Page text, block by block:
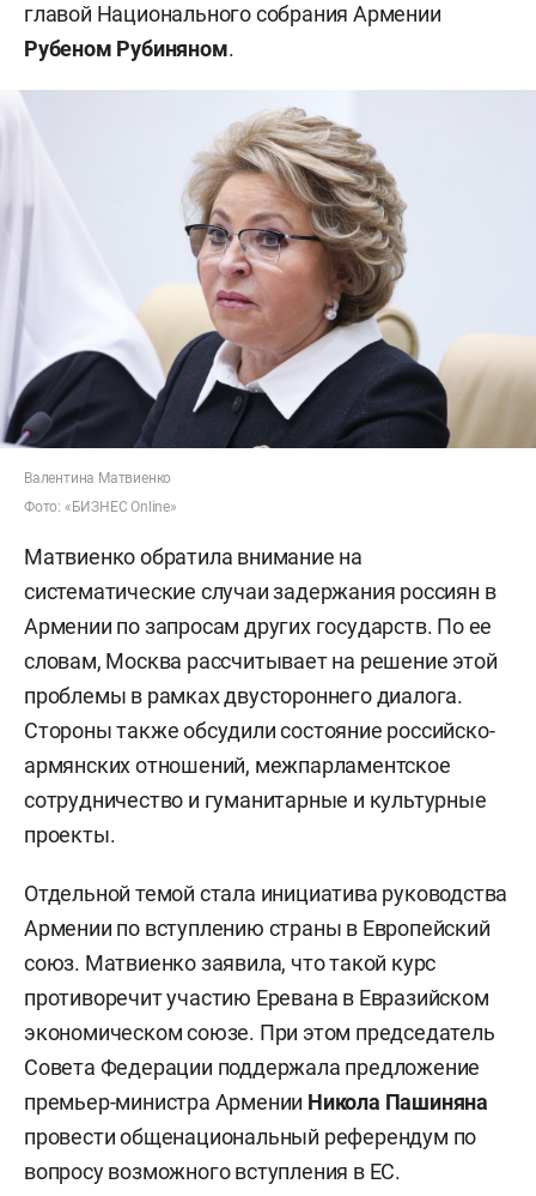
главой Национального собрания Армении
Рубеном Рубиняном.
Валентина Матвиенко
Фото: «БИЗНЕС Online»
Матвиенко обратила внимание на
систематические случаи задержания россиян в
Армении по запросам других государств. По ее
словам, Москва рассчитывает на решение этой
проблемы в рамках двустороннего диалога.
Стороны также обсудили состояние российско-
армянских отношений, межпарламентское
сотрудничество и гуманитарные и культурные
проекты.
Отдельной темой стала инициатива руководства
Армении по вступлению страны в Европейский
союз. Матвиенко заявила, что такой курс
противоречит участию Еревана в Евразийском
экономическом союзе. При этом председатель
Совета Федерации поддержала предложение
премьер-министра Армении Никола Пашиняна
провести общенациональный референдум по
вопросу возможного вступления в ЕС.